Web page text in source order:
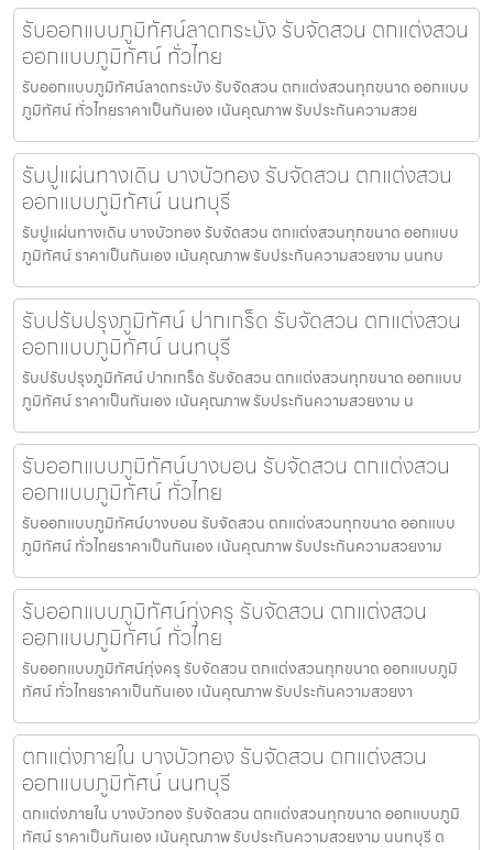
รับออกแบบภูมิทัศน์ลาดกระบัง รับจัดสวน ตกแต่งสวน
ออกแบบภูมิทัศน์ ทั่วไทย
รับออกแบบภูมิทัศน์ลาดกระบัง รับจัดสวน ตกแต่งสวนทุกขนาด ออกแบบ
ภูมิทัศน์ ทั่วไทยราคาเป็นกันเอง เน้นคุณภาพ รับประกันความสวย
รับปูแผ่นทางเดิน บางบัวทอง รับจัดสวน ตกแต่งสวน
ออกแบบภูมิทัศน์ นนทบุรี
รับปูแผ่นทางเดิน บางบัวทอง รับจัดสวน ตกแต่งสวนทุกขนาด ออกแบบ
ภูมิทัศน์ ราคาเป็นกันเอง เน้นคุณภาพ รับประกันความสวยงาม นนทบ
รับปรับปรุงภูมิทัศน์ ปากเกร็ด รับจัดสวน ตกแต่งสวน
ออกแบบภูมิทัศน์ นนทบุรี
รับปรับปรุงภูมิทัศน์ ปากเกร็ด รับจัดสวน ตกแต่งสวนทุกขนาด ออกแบบ
ภูมิทัศน์ ราคาเป็นกันเอง เน้นคุณภาพ รับประกันความสวยงาม น
รับออกแบบภูมิทัศน์บางบอน รับจัดสวน ตกแต่งสวน
ออกแบบภูมิทัศน์ ทั่วไทย
รับออกแบบภูมิทัศน์บางบอน รับจัดสวน ตกแต่งสวนทุกขนาด ออกแบบ
ภูมิทัศน์ ทั่วไทยราคาเป็นกันเอง เน้นคุณภาพ รับประกันความสวยงาม
รับออกแบบภูมิทัศน์ทุ่งครุ รับจัดสวน ตกแต่งสวน
ออกแบบภูมิทัศน์ ทั่วไทย
รับออกแบบภูมิทัศน์ทุ่งครุ รับจัดสวน ตกแต่งสวนทุกขนาด ออกแบบภูมิ
ทัศน์ ทั่วไทยราคาเป็นกันเอง เน้นคุณภาพ รับประกันความสวยงา
ตกแต่งภายใน บางบัวทอง รับจัดสวน ตกแต่งสวน
ออกแบบภูมิทัศน์ นนทบุรี
ตกแต่งภายใน บางบัวทอง รับจัดสวน ตกแต่งสวนทุกขนาด ออกแบบภูมิ
ทัศน์ ราคาเป็นกันเอง เน้นคุณภาพ รับประกันความสวยงาม นนทบุรี ต